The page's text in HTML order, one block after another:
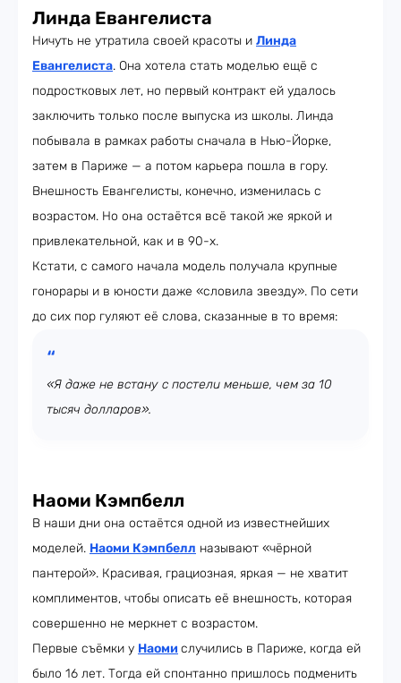
Линда Евангелиста
Ничуть не утратила своей красоты и Линда
Евангелиста. Она хотела стать моделью ещё с
подростковых лет, но первый контракт ей удалось
заключить только после выпуска из школы. Линда
побывала в рамках работы сначала в Нью-Йорке,
затем в Париже — а потом карьера пошла в гору.
Внешность Евангелисты, конечно, изменилась с
возрастом. Но она остаётся всё такой же яркой и
привлекательной, как и в 90-х.
Кстати, с самого начала модель получала крупные
гонорары и в юности даже «словила звезду». По сети
до сих пор гуляют её слова, сказанные в то время:
«Я даже не встану с постели меньше, чем за 10
тысяч долларов».
Наоми Кэмпбелл
В наши дни она остаётся одной из известнейших
моделей. Наоми Кэмпбелл называют «чёрной
пантерой». Красивая, грациозная, яркая — не хватит
комплиментов, чтобы описать её внешность, которая
совершенно не меркнет с возрастом.
Первые съёмки у Наоми случились в Париже, когда ей
было 16 лет. Тогда ей спонтанно пришлось подменить